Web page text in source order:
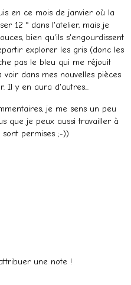
en ce mois de janvier où la
12 ° dans l'atelier, mais je
bien qu'ils s'engourdissent
explorer les gris (donc les
pas le bleu qui me réjouit
dans mes nouvelles pièces
Il y en aura d'autres...
je me sens un peu
que je peux aussi travailler à
permises ;-))
une note !